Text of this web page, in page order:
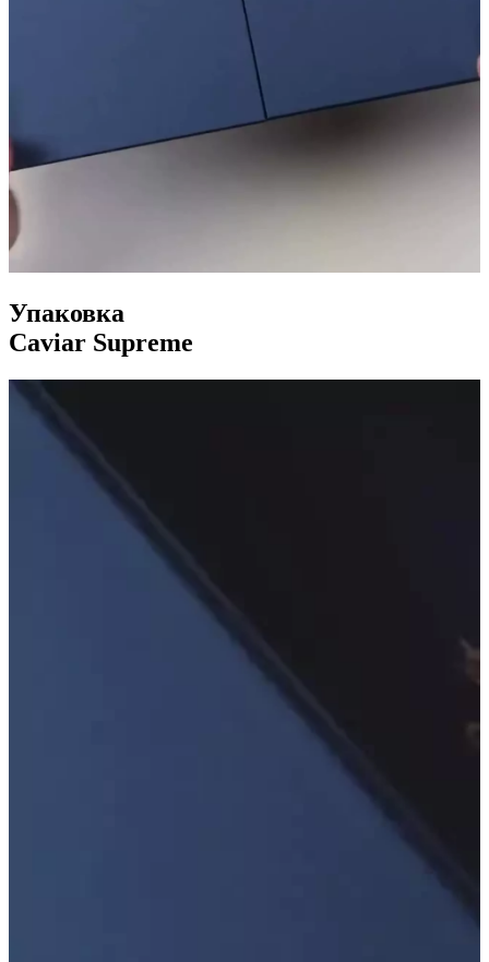
Упаковка
Caviar Supreme